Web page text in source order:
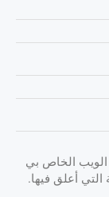
الخاص بي
أعلق فيها.